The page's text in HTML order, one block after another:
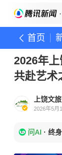
首页
2026年
共赴艺术
上饶文旅
2026年5月
问AI · 终